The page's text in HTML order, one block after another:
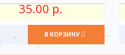
35.00 р.
В КОРЗИНУ